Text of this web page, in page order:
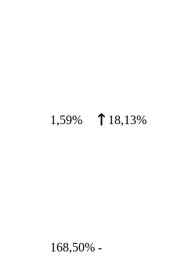
1,59% 18,13%
168,50% -